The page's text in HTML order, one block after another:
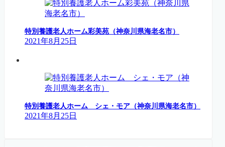
特別養護老人ホーム彩美苑（神奈川県海老名市）
2021年8月25日
特別養護老人ホーム シェ・モア（神奈川県海老名市）
2021年8月25日